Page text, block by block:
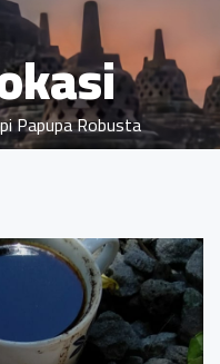
Papupa Robusta